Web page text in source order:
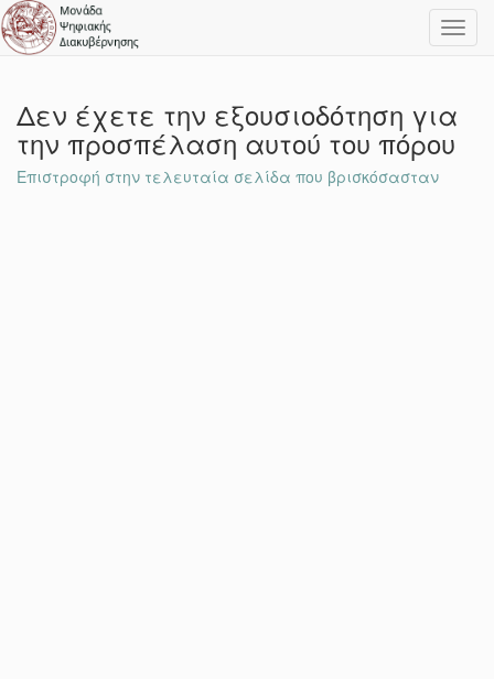
Δεν έχετε την εξουσιοδότηση για
την προσπέλαση αυτού του πόρου
Επιστροφή στην τελευταία σελίδα που βρισκόσασταν